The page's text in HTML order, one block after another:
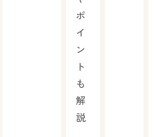
ポ
イ
ン
ト
も
解
説